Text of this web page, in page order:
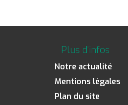
Plus d'infos
Notre actualité
Mentions légales
Plan du site